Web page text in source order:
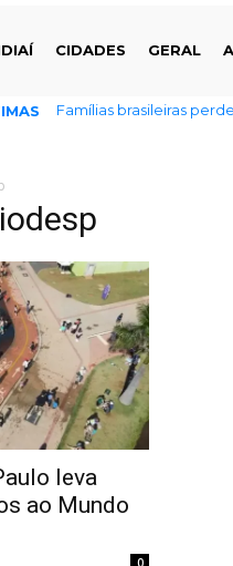
CIDADES GERAL
Famílias brasileiras
leva
ao Mundo
0